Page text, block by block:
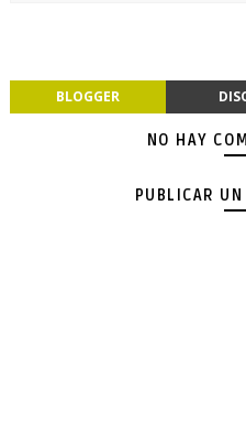
BLOGGER
NO HAY
PUBLICAR